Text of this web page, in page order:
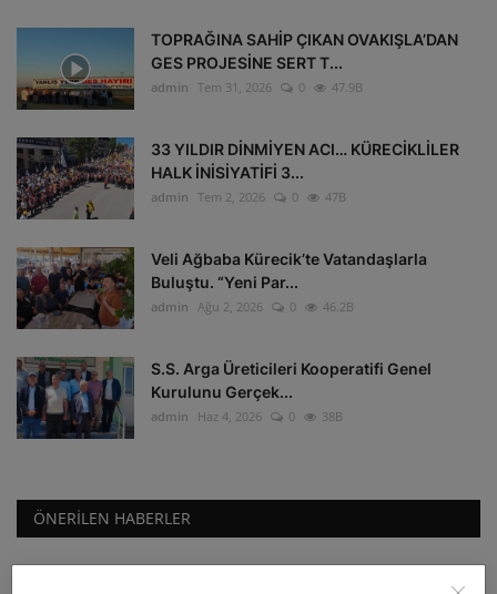
TOPRAĞINA SAHİP ÇIKAN OVAKIŞLA’DAN
GES PROJESİNE SERT T...
admin Tem 31, 2026 0 47.9B
33 YILDIR DİNMİYEN ACI… KÜRECİKLİLER
HALK İNİSİYATİFİ 3...
admin Tem 2, 2026 0 47B
Veli Ağbaba Kürecik’te Vatandaşlarla
Buluştu. “Yeni Par...
admin Ağu 2, 2026 0 46.2B
S.S. Arga Üreticileri Kooperatifi Genel
Kurulunu Gerçek...
admin Haz 4, 2026 0 38B
ÖNERILEN HABERLER